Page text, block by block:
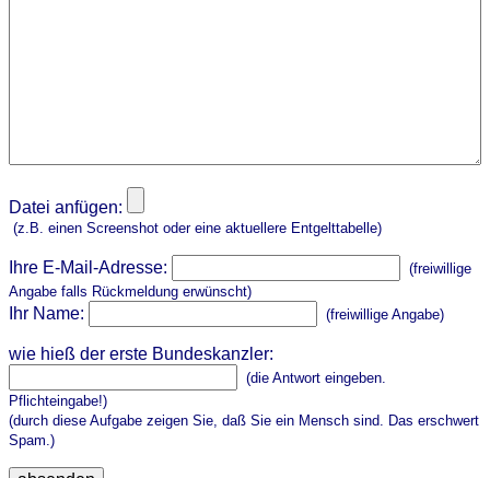
Datei anfügen:
(z.B. einen Screenshot oder eine aktuellere Entgelttabelle)
Ihre E-Mail-Adresse:
(freiwillige
Angabe falls Rückmeldung erwünscht)
Ihr Name: (freiwillige Angabe)
wie hieß der erste Bundeskanzler:
(die Antwort eingeben.
Pflichteingabe!)
(durch diese Aufgabe zeigen Sie, daß Sie ein Mensch sind. Das erschwert
Spam.)